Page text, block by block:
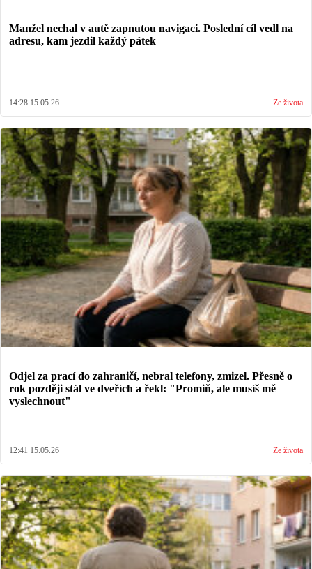
Manžel nechal v autě zapnutou navigaci. Poslední cíl vedl na
adresu, kam jezdil každý pátek
14:28 15.05.26 Ze života
Odjel za prací do zahraničí, nebral telefony, zmizel. Přesně o
rok později stál ve dveřích a řekl: "Promiň, ale musíš mě
vyslechnout"
12:41 15.05.26 Ze života